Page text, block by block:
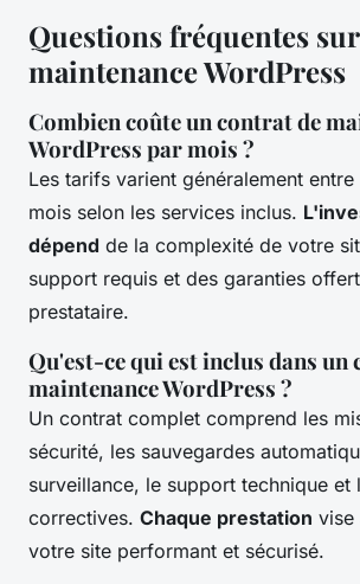
Questions fréquentes
maintenance WordPress
Combien coûte un contrat de
WordPress par mois ?
Les tarifs varient généralement
mois selon les services inclus.
dépend de la complexité de votre
support requis et des garanties
prestataire.
Qu'est-ce qui est inclus dans un
maintenance WordPress ?
Un contrat complet comprend les
sécurité, les sauvegardes
surveillance, le support technique et
correctives. Chaque prestation vise
votre site performant et sécurisé.